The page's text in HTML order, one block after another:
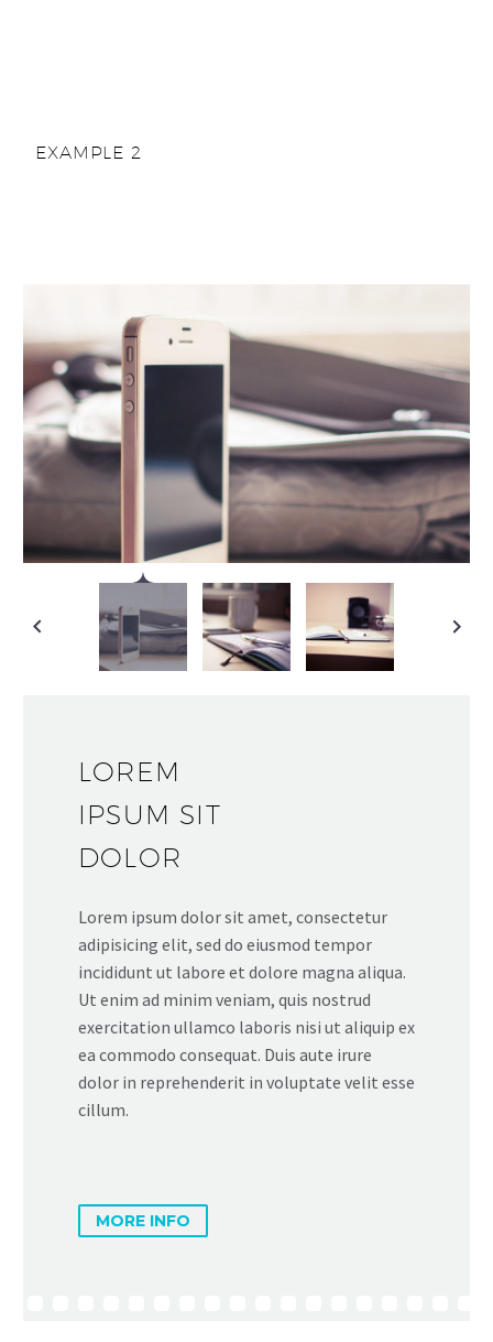
EXAMPLE 2
LOREM
IPSUM SIT
DOLOR
Lorem ipsum dolor sit amet, consectetur
adipisicing elit, sed do eiusmod tempor
incididunt ut labore et dolore magna aliqua.
Ut enim ad minim veniam, quis nostrud
exercitation ullamco laboris nisi ut aliquip ex
ea commodo consequat. Duis aute irure
dolor in reprehenderit in voluptate velit esse
cillum.
MORE INFO